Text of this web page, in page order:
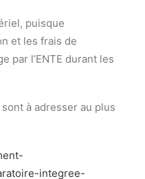
puisque
et les frais de
par l’ENTE durant les
à adresser au plus
integree-